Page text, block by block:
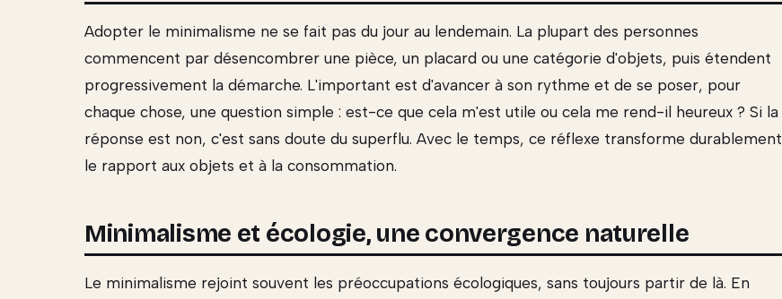
Adopter le minimalisme ne se fait pas du jour au lendemain. La plupart des personnes
commencent par désencombrer une pièce, un placard ou une catégorie d'objets, puis étendent
progressivement la démarche. L'important est d'avancer à son rythme et de se poser, pour
chaque chose, une question simple : est-ce que cela m'est utile ou cela me rend-il heureux ? Si la
réponse est non, c'est sans doute du superflu. Avec le temps, ce réflexe transforme durablement
le rapport aux objets et à la consommation.
Minimalisme et écologie, une convergence naturelle
Le minimalisme rejoint souvent les préoccupations écologiques, sans toujours partir de là. En